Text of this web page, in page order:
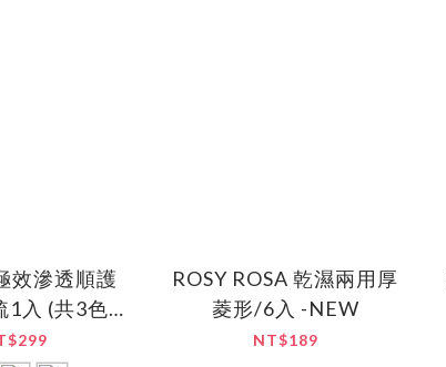
效滲透順護
1入 (共3色)-
ROSY ROSA 乾濕兩用厚
菱形/6入 -NEW
NT$189